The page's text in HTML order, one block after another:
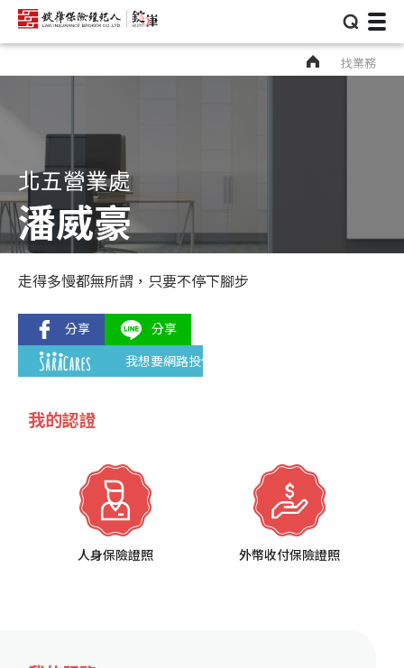
⌕
找業務
北五營業處
潘威豪
走得多慢都無所謂，只要不停下腳步
我想要網路投保
我的認證
人身保險證照 外幣收付保險證照